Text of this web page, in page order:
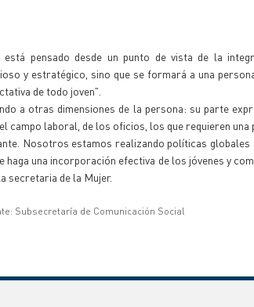
está pensado desde un punto de vista de la
y estratégico, sino que se formará a una
de todo joven".
a otras dimensiones de la persona: su parte
campo laboral, de los oficios, los que requieren
Nosotros estamos realizando políticas globales
haga una incorporación efectiva de los jóvenes y
secretaria de la Mujer.
Subsecretaría de Comunicación Social